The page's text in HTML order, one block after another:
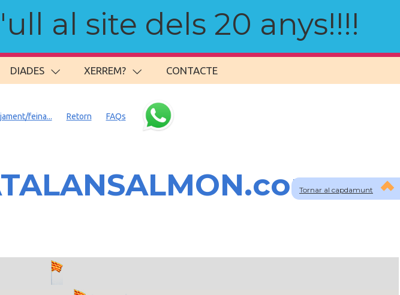
al site dels 20 anys!!!!
DIADES XERREM? CONTACTE
Tornar al capdamunt
feina... Retorn FAQs